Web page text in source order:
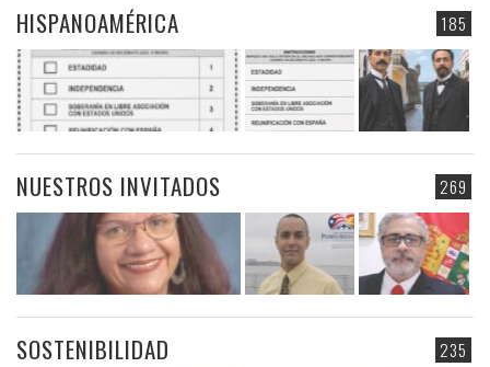
185
HISPANOAMÉRICA
269
NUESTROS INVITADOS
235
SOSTENIBILIDAD